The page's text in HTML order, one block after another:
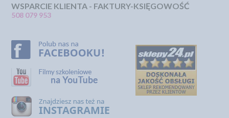
WSPARCIE KLIENTA - FAKTURY-KSIĘGOWOŚĆ
508 079 953